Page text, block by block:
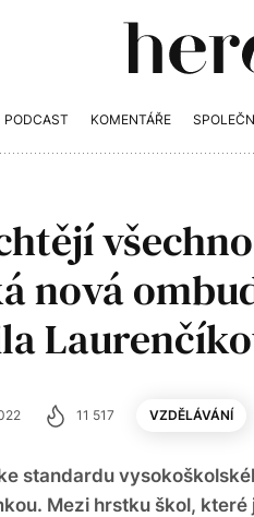
PODCAST KOMENTÁŘE
nová
11 517 VZDĚLÁVÁNÍ
standardu
Mezi hrstku škol,